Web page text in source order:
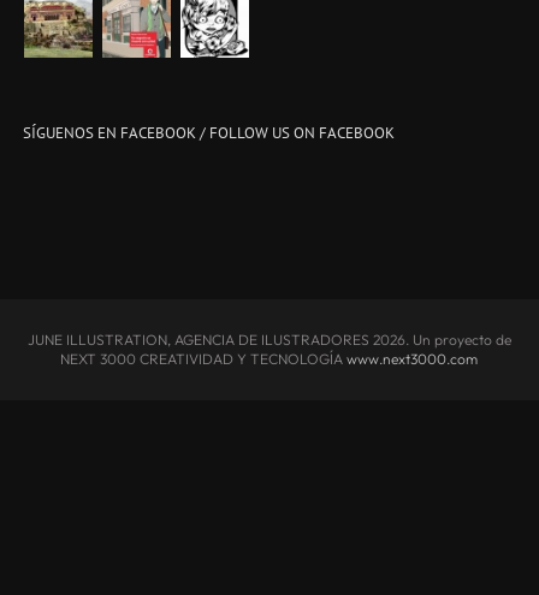
SÍGUENOS EN FACEBOOK / FOLLOW US ON FACEBOOK
JUNE ILLUSTRATION, AGENCIA DE ILUSTRADORES 2026. Un proyecto de
NEXT 3000 CREATIVIDAD Y TECNOLOGÍAwww.next3000.com